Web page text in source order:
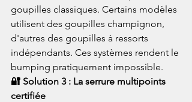
goupilles classiques. Certains modèles
utilisent des goupilles champignon,
d'autres des goupilles à ressorts
indépendants. Ces systèmes rendent le
bumping pratiquement impossible.
🔐 Solution 3 : La serrure multipoints
certifiée